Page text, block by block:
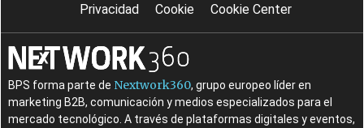
Privacidad
Cookie Cookie Center
BPS forma parte de Nextwork360, grupo europeo líder en
marketing B2B, comunicación y medios especializados para el
mercado tecnológico. A través de plataformas digitales y eventos,